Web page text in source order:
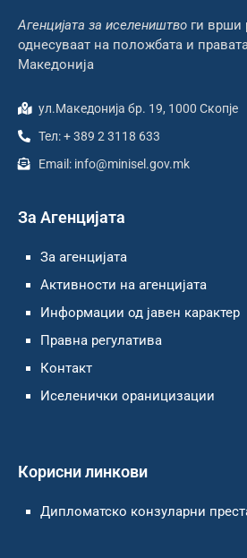
Агенцијата за иселеништво ги врши
однесуваат на положбата и
Македонија
ул.Македонија бр. 19, 1000 Скопје
Тел: + 389 2 3118 633
Email: info@minisel.gov.mk
За Агенцијата
За агенцијата
Активности на агенцијата
Информации од јавен карактер
Правна регулатива
Контакт
Иселенички ораницизации
Корисни линкови
Дипломатско конзуларни